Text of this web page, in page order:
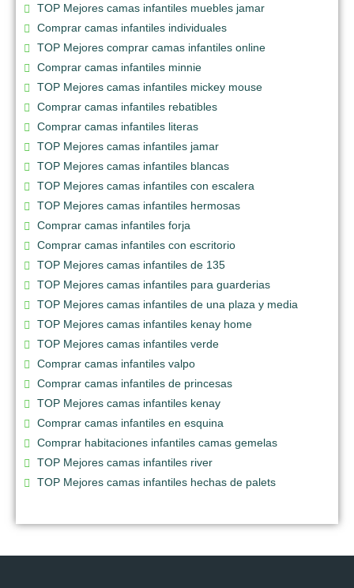
TOP Mejores camas infantiles muebles jamar
Comprar camas infantiles individuales
TOP Mejores comprar camas infantiles online
Comprar camas infantiles minnie
TOP Mejores camas infantiles mickey mouse
Comprar camas infantiles rebatibles
Comprar camas infantiles literas
TOP Mejores camas infantiles jamar
TOP Mejores camas infantiles blancas
TOP Mejores camas infantiles con escalera
TOP Mejores camas infantiles hermosas
Comprar camas infantiles forja
Comprar camas infantiles con escritorio
TOP Mejores camas infantiles de 135
TOP Mejores camas infantiles para guarderias
TOP Mejores camas infantiles de una plaza y media
TOP Mejores camas infantiles kenay home
TOP Mejores camas infantiles verde
Comprar camas infantiles valpo
Comprar camas infantiles de princesas
TOP Mejores camas infantiles kenay
Comprar camas infantiles en esquina
Comprar habitaciones infantiles camas gemelas
TOP Mejores camas infantiles river
TOP Mejores camas infantiles hechas de palets